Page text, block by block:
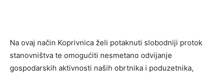
Na ovaj način Koprivnica želi potaknuti slobodniji protok
stanovništva te omogućiti nesmetano odvijanje
gospodarskih aktivnosti naših obrtnika i poduzetnika,